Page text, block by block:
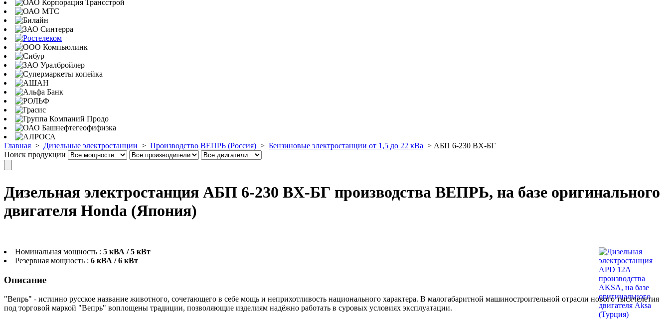
Главная > Дизельные электростанции > Производство ВЕПРЬ (Россия) > Бензиновые электростанции от 1,5 до 22 кВа > АБП 6-230 ВX-БГ
Поиск продукции
Дизельная электростанция АБП 6-230 ВX-БГ производства ВЕПРЬ, на базе оригинального
двигателя Honda (Япония)
Номинальная мощность : 5 кВА / 5 кВт
Резервная мощность : 6 кВА / 6 кВт
Описание
"Вепрь" - истинно русское название животного, сочетающего в себе мощь и неприхотливость национального характера. В малогабаритной машиностроительной отрасли нового тысячелетия
под торговой маркой "Вепрь" воплощены традиции, позволяющие изделиям надёжно работать в суровых условиях эксплуатации.